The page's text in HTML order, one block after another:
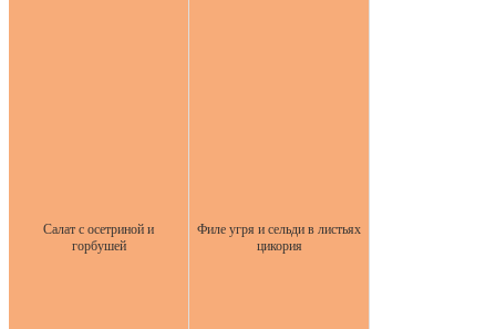
Салат с осетриной и
горбушей
Филе угря и сельди в листьях
цикория